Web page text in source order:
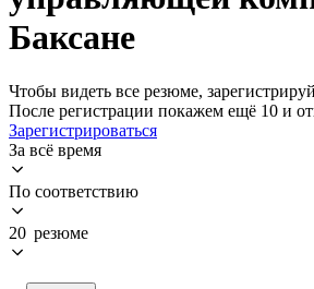
Баксане
Чтобы видеть все резюме,
После регистрации покажем ещё 10 и
Зарегистрироваться
За всё время
По соответствию
20 резюме